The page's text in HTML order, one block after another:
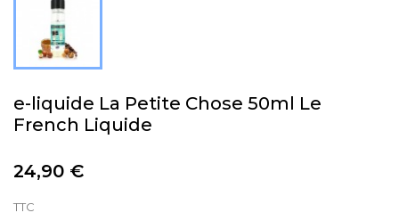
e-liquide La Petite Chose 50ml Le
French Liquide
24,90 €
TTC